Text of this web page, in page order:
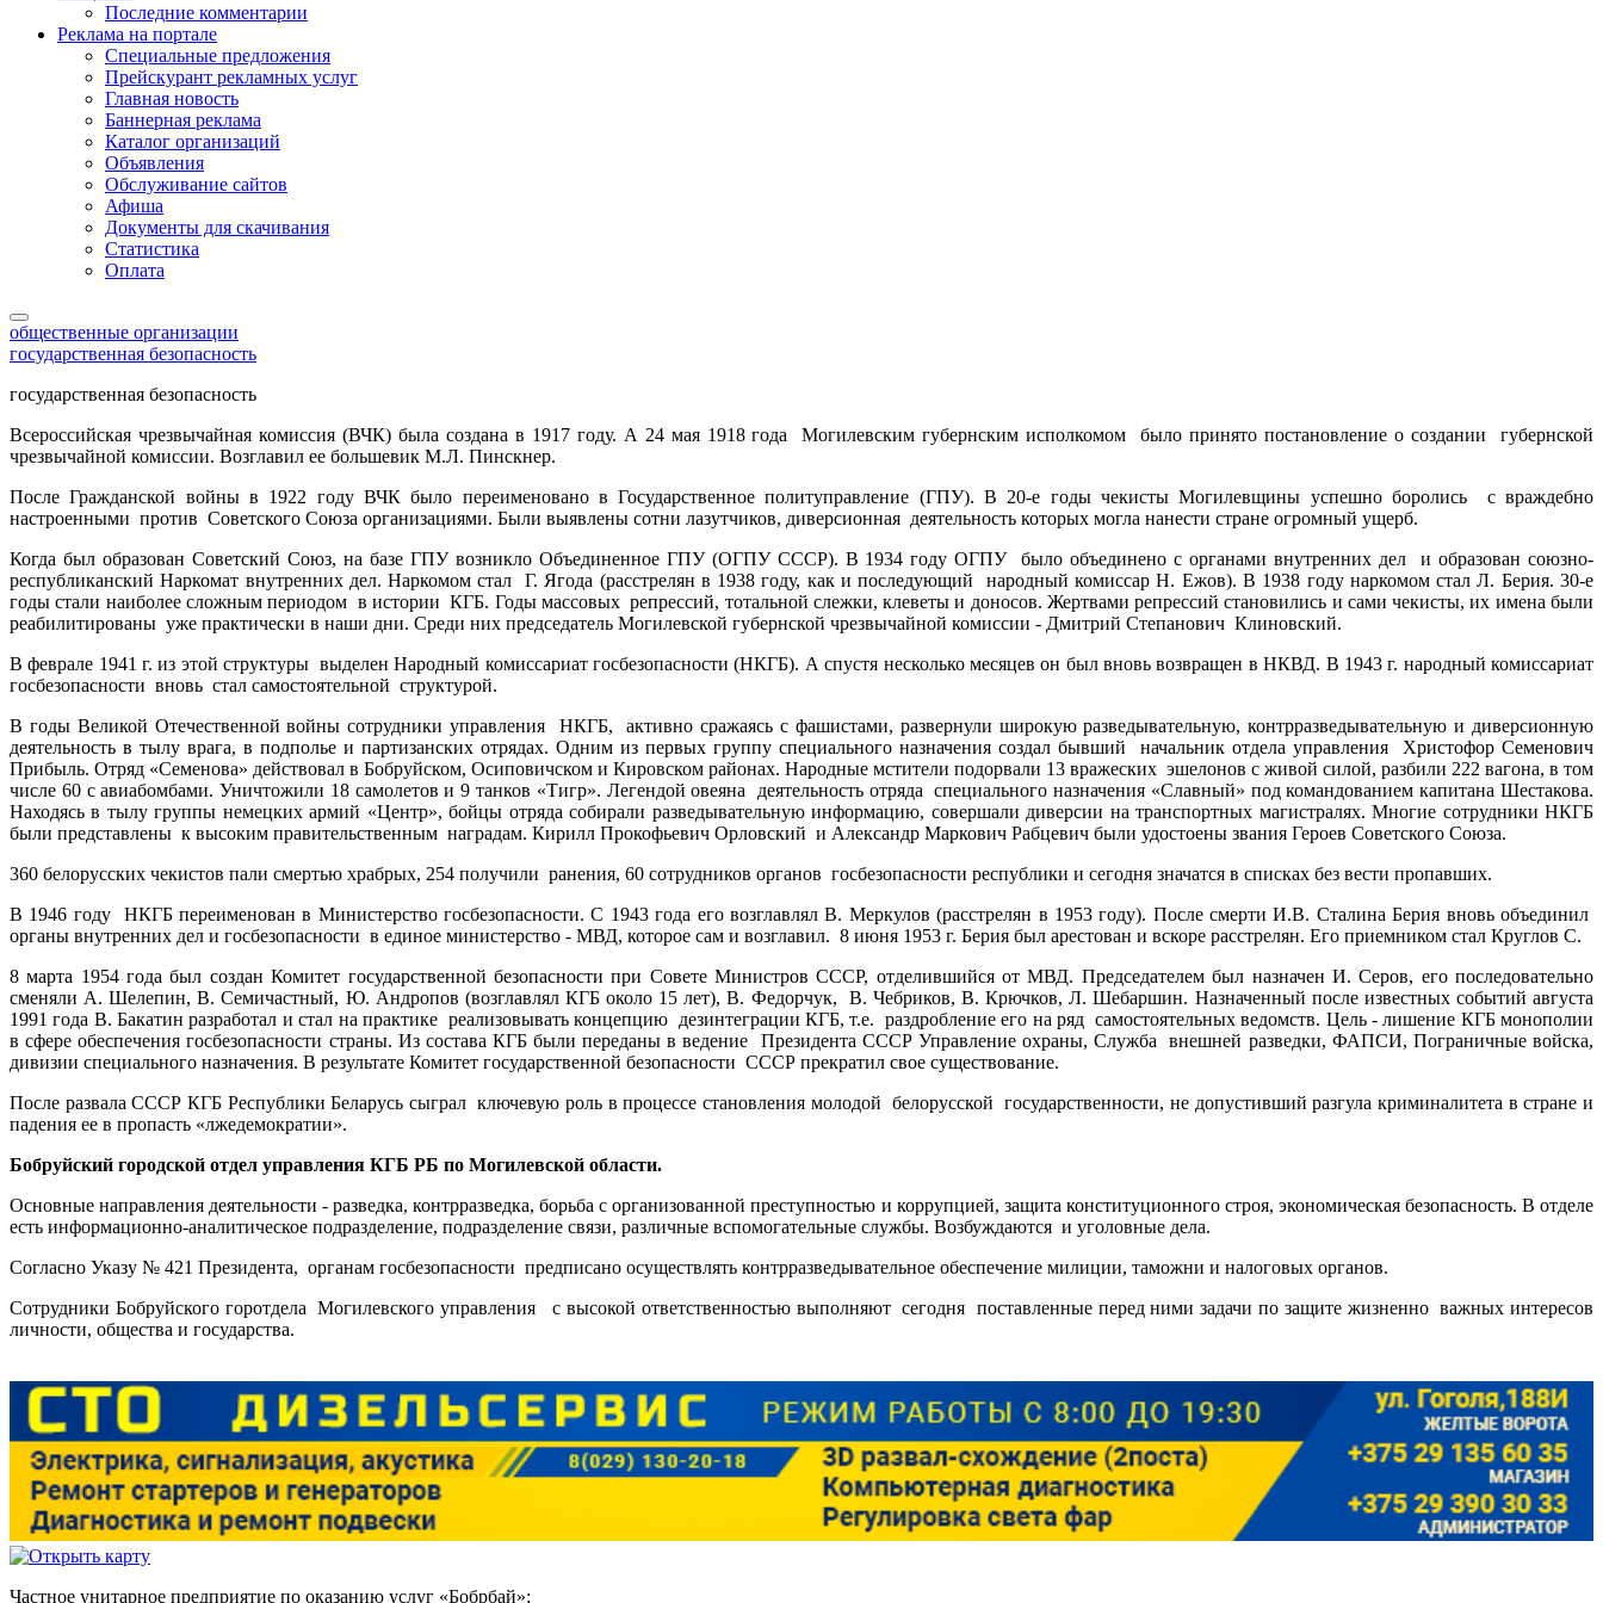
Последние комментарии
Реклама на портале
Специальные предложения
Прейскурант рекламных услуг
Главная новость
Баннерная реклама
Каталог организаций
Объявления
Обслуживание сайтов
Афиша
Документы для скачивания
Статистика
Оплата
общественные организации
государственная безопасность
государственная безопасность
Всероссийская чрезвычайная комиссия (ВЧК) была создана в 1917 году. А 24 мая 1918 года Могилевским губернским исполкомом было принято постановление о создании губернской
чрезвычайной комиссии. Возглавил ее большевик М.Л. Пинскнер.
После Гражданской войны в 1922 году ВЧК было переименовано в Государственное политуправление (ГПУ). В 20-е годы чекисты Могилевщины успешно боролись с враждебно
настроенными против Советского Союза организациями. Были выявлены сотни лазутчиков, диверсионная деятельность которых могла нанести стране огромный ущерб.
Когда был образован Советский Союз, на базе ГПУ возникло Объединенное ГПУ (ОГПУ СССР). В 1934 году ОГПУ было объединено с органами внутренних дел и образован союзно-
республиканский Наркомат внутренних дел. Наркомом стал Г. Ягода (расстрелян в 1938 году, как и последующий народный комиссар Н. Ежов). В 1938 году наркомом стал Л. Берия. 30-е
годы стали наиболее сложным периодом в истории КГБ. Годы массовых репрессий, тотальной слежки, клеветы и доносов. Жертвами репрессий становились и сами чекисты, их имена были
реабилитированы уже практически в наши дни. Среди них председатель Могилевской губернской чрезвычайной комиссии - Дмитрий Степанович Клиновский.
В феврале 1941 г. из этой структуры выделен Народный комиссариат госбезопасности (НКГБ). А спустя несколько месяцев он был вновь возвращен в НКВД. В 1943 г. народный комиссариат
госбезопасности вновь стал самостоятельной структурой.
В годы Великой Отечественной войны сотрудники управления НКГБ, активно сражаясь с фашистами, развернули широкую разведывательную, контрразведывательную и диверсионную
деятельность в тылу врага, в подполье и партизанских отрядах. Одним из первых группу специального назначения создал бывший начальник отдела управления Христофор Семенович
Прибыль. Отряд «Семенова» действовал в Бобруйском, Осиповичском и Кировском районах. Народные мстители подорвали 13 вражеских эшелонов с живой силой, разбили 222 вагона, в том
числе 60 с авиабомбами. Уничтожили 18 самолетов и 9 танков «Тигр». Легендой овеяна деятельность отряда специального назначения «Славный» под командованием капитана Шестакова.
Находясь в тылу группы немецких армий «Центр», бойцы отряда собирали разведывательную информацию, совершали диверсии на транспортных магистралях. Многие сотрудники НКГБ
были представлены к высоким правительственным наградам. Кирилл Прокофьевич Орловский и Александр Маркович Рабцевич были удостоены звания Героев Советского Союза.
360 белорусских чекистов пали смертью храбрых, 254 получили ранения, 60 сотрудников органов госбезопасности республики и сегодня значатся в списках без вести пропавших.
В 1946 году НКГБ переименован в Министерство госбезопасности. С 1943 года его возглавлял В. Меркулов (расстрелян в 1953 году). После смерти И.В. Сталина Берия вновь объединил
органы внутренних дел и госбезопасности в единое министерство - МВД, которое сам и возглавил. 8 июня 1953 г. Берия был арестован и вскоре расстрелян. Его приемником стал Круглов C.
8 марта 1954 года был создан Комитет государственной безопасности при Совете Министров СССР, отделившийся от МВД. Председателем был назначен И. Серов, его последовательно
сменяли А. Шелепин, В. Семичастный, Ю. Андропов (возглавлял КГБ около 15 лет), В. Федорчук, В. Чебриков, В. Крючков, Л. Шебаршин. Назначенный после известных событий августа
1991 года В. Бакатин разработал и стал на практике реализовывать концепцию дезинтеграции КГБ, т.е. раздробление его на ряд самостоятельных ведомств. Цель - лишение КГБ монополии
в сфере обеспечения госбезопасности страны. Из состава КГБ были переданы в ведение Президента СССР Управление охраны, Служба внешней разведки, ФАПСИ, Пограничные войска,
дивизии специального назначения. В результате Комитет государственной безопасности СССР прекратил свое существование.
После развала СССР КГБ Республики Беларусь сыграл ключевую роль в процессе становления молодой белорусской государственности, не допустивший разгула криминалитета в стране и
падения ее в пропасть «лжедемократии».
Бобруйский городской отдел управления КГБ РБ по Могилевской области.
Основные направления деятельности - разведка, контрразведка, борьба с организованной преступностью и коррупцией, защита конституционного строя, экономическая безопасность. В отделе
есть информационно-аналитическое подразделение, подразделение связи, различные вспомогательные службы. Возбуждаются и уголовные дела.
Согласно Указу № 421 Президента, органам госбезопасности предписано осуществлять контрразведывательное обеспечение милиции, таможни и налоговых органов.
Сотрудники Бобруйского горотдела Могилевского управления с высокой ответственностью выполняют сегодня поставленные перед ними задачи по защите жизненно важных интересов
личности, общества и государства.
Частное унитарное предприятие по оказанию услуг «Бобрбай»;